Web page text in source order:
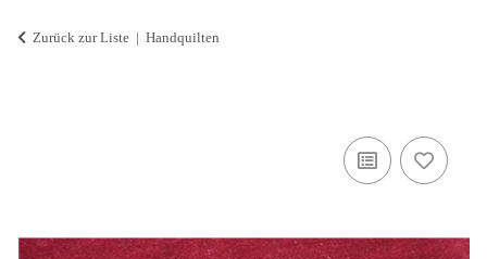
Zurück zur Liste Handquilten